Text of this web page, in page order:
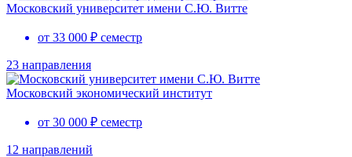
Московский университет имени С.Ю. Витте
от 33 000 ₽ семестр
23 направления
Московский экономический институт
от 30 000 ₽ семестр
12 направлений